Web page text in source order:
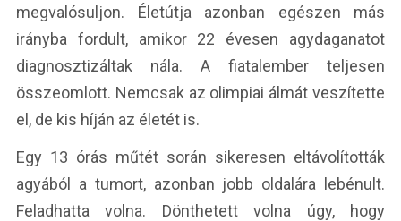
megvalósuljon. Életútja azonban egészen más
irányba fordult, amikor 22 évesen agydaganatot
diagnosztizáltak nála. A fiatalember teljesen
összeomlott. Nemcsak az olimpiai álmát veszítette
el, de kis híján az életét is.
Egy 13 órás műtét során sikeresen eltávolították
agyából a tumort, azonban jobb oldalára lebénult.
Feladhatta volna. Dönthetett volna úgy, hogy